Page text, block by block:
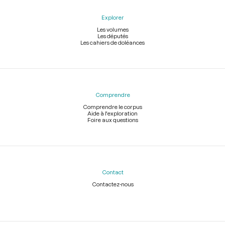
Explorer
Les volumes
Les députés
Les cahiers de doléances
Comprendre
Comprendre le corpus
Aide à l'exploration
Foire aux questions
Contact
Contactez-nous
Légal